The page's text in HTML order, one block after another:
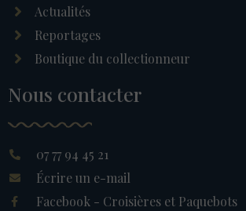
Actualités
Reportages
Boutique du collectionneur
Nous contacter
07 77 94 45 21
Écrire un e-mail
Facebook - Croisières et Paquebots